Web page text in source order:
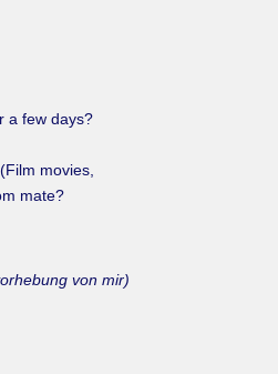
a few days?
movies,
mate?
von mir)